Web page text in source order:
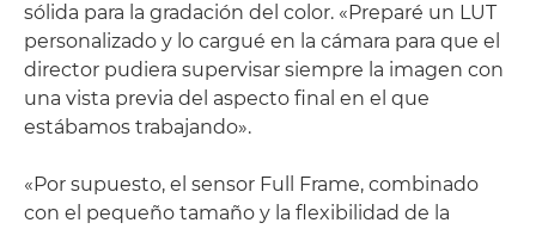
sólida para la gradación del color. «Preparé un LUT
personalizado y lo cargué en la cámara para que el
director pudiera supervisar siempre la imagen con
una vista previa del aspecto final en el que
estábamos trabajando».
«Por supuesto, el sensor Full Frame, combinado
con el pequeño tamaño y la flexibilidad de la